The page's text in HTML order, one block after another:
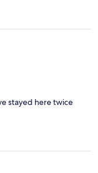
stayed here twice